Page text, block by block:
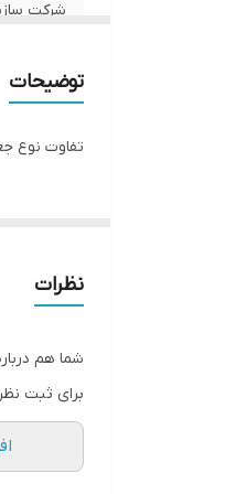
شرکت
توضیحات
تفاوت نوع
نظرات
شما هم
برای ثبت